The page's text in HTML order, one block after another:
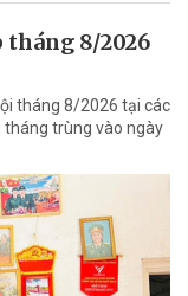
8/2026
tháng 8/2026 tại các
tháng trùng vào ngày